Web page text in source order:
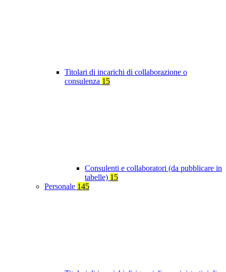
Titolari di incarichi di collaborazione o
consulenza 15
Consulenti e collaboratori (da pubblicare in
tabelle) 15
Personale 145